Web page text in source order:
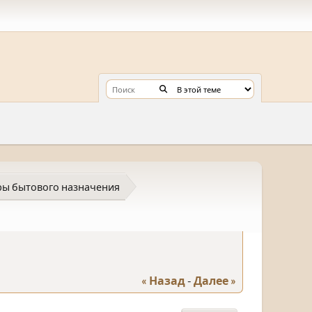
бытового назначения
« Назад - Далее »